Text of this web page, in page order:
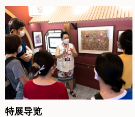
特展导览